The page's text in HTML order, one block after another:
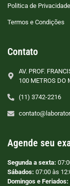
Politica de Privacidade
Termos e Condições
Contato
AV. PROF.
100 METROS DO
(11) 3742-2216
Agende seu
Segunda a sexta:
Sábados: 07:00 às
Domingos e Feriados: